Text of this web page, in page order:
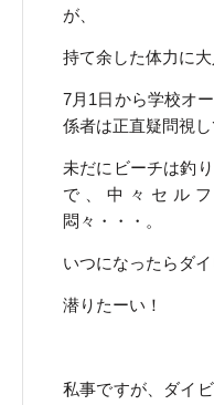
が、
持て余した体力に大
7月1日から学校オ
係者は正直疑問視し
未だにビーチは釣
で、中々セル
悶々・・・。
いつになったらダ
潜りたーい！
私事ですが、ダイ